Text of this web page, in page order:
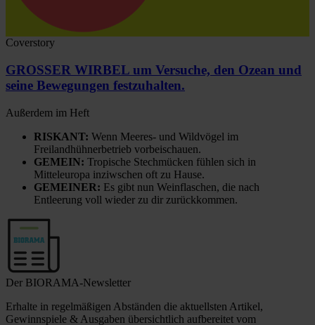
Coverstory
GROSSER WIRBEL um Versuche, den Ozean und
seine Bewegungen festzuhalten.
Außerdem im Heft
RISKANT: Wenn Meeres- und Wildvögel im
Freilandhühnerbetrieb vorbeischauen.
GEMEIN: Tropische Stechmücken fühlen sich in
Mitteleuropa inziwschen oft zu Hause.
GEMEINER: Es gibt nun Weinflaschen, die nach
Entleerung voll wieder zu dir zurückkommen.
Der BIORAMA-Newsletter
Erhalte in regelmäßigen Abständen die aktuellsten Artikel,
Gewinnspiele & Ausgaben übersichtlich aufbereitet vom